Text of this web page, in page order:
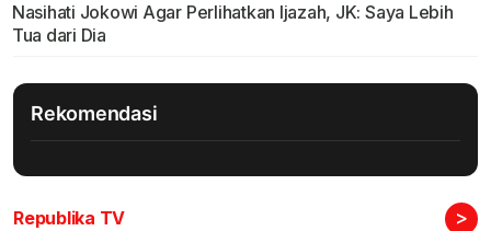
Nasihati Jokowi Agar Perlihatkan Ijazah, JK: Saya Lebih
Tua dari Dia
Rekomendasi
Republika TV >